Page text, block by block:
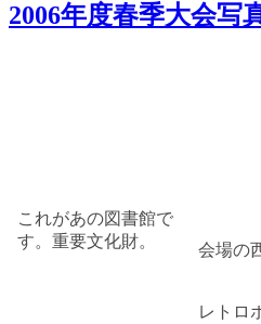
2006年度春季大会写
これがあの図書館で
す。重要文化財。
会場の
レトロ